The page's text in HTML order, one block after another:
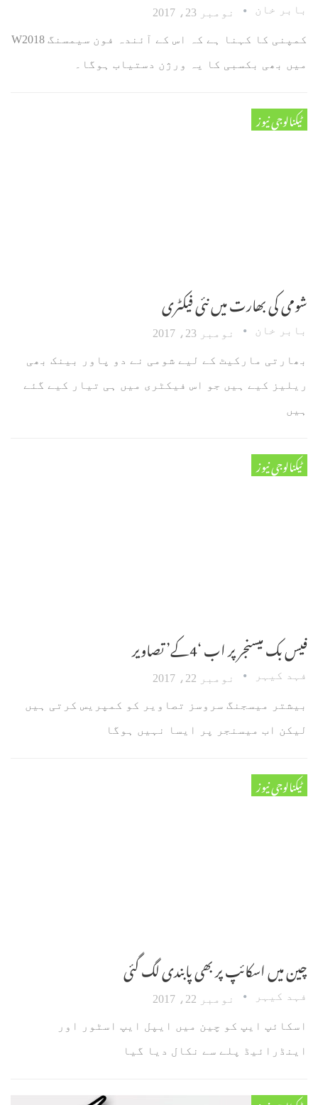
بابر خان نومبر 23، 2017
کمپنی کا کہنا ہے کہ اس کے آئندہ فون سیمسنگ W2018
میں بھی بکسبی کا یہ ورژن دستیاب ہوگا۔
ٹیکنالوجی نیوز
شومی کی بھارت میں نئی فیکٹری
بابر خان نومبر 23، 2017
بھارتی مارکیٹ کے لیے شومی نے دو پاور بینک بھی
ریلیز کیے ہیں جو اس فیکٹری میں ہی تیار کیے گئے
ہیں
ٹیکنالوجی نیوز
فیس بک میسنجر پر اب ‘4کے’ تصاویر
فہد کیہر نومبر 22، 2017
بیشتر میسجنگ سروسز تصاویر کو کمپریس کرتی ہیں
لیکن اب میسنجر پر ایسا نہیں ہوگا
ٹیکنالوجی نیوز
چین میں اسکائپ پر بھی پابندی لگ گئی
فہد کیہر نومبر 22، 2017
اسکائپ ایپ کو چین میں ایپل ایپ اسٹور اور
اینڈرائیڈ پلے سے نکال دیا گیا